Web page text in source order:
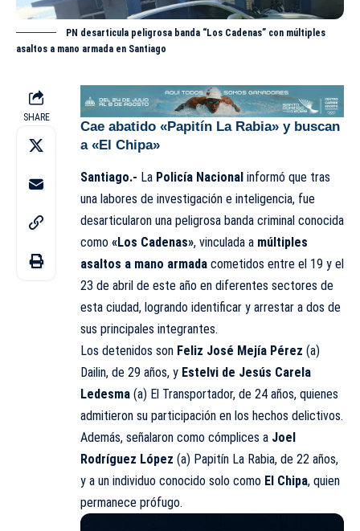
PN desarticula peligrosa banda “Los Cadenas” con múltiples
asaltos a mano armada en Santiago
SHARE
Cae abatido «Papitín La Rabia» y buscan
a «El Chipa»
Santiago.- La Policía Nacional informó que tras
una labores de investigación e inteligencia, fue
desarticularon una peligrosa banda criminal conocida
como «Los Cadenas», vinculada a múltiples
asaltos a mano armada cometidos entre el 19 y el
23 de abril de este año en diferentes sectores de
esta ciudad, logrando identificar y arrestar a dos de
sus principales integrantes.
Los detenidos son Feliz José Mejía Pérez (a)
Dailin, de 29 años, y Estelvi de Jesús Carela
Ledesma (a) El Transportador, de 24 años, quienes
admitieron su participación en los hechos delictivos.
Además, señalaron como cómplices a Joel
Rodríguez López (a) Papitín La Rabia, de 22 años,
y a un individuo conocido solo como El Chipa, quien
permanece prófugo.